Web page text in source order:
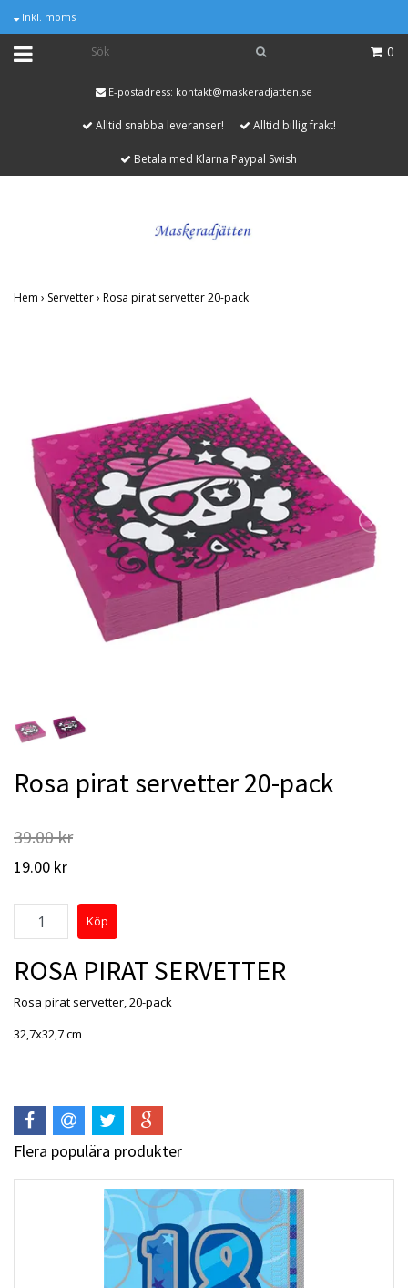
Inkl. moms
0
E-postadress: kontakt@maskeradjatten.se
Alltid snabba leveranser! Alltid billig frakt!
Betala med Klarna Paypal Swish
Hem › Servetter› Rosa pirat servetter 20-pack
Rosa pirat servetter 20-pack
39.00 kr
19.00 kr
ROSA PIRAT SERVETTER
Rosa pirat servetter, 20-pack
32,7x32,7 cm
Flera populära produkter